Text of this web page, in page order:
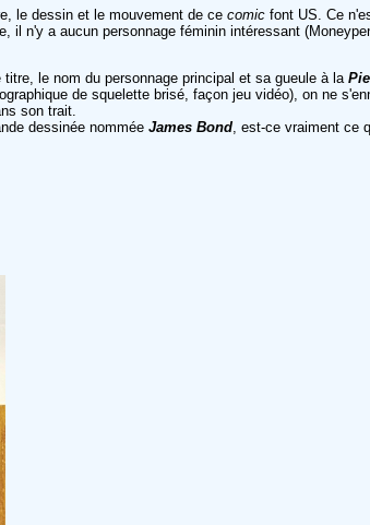
le dessin et le mouvement de ce comic font US. Ce
il n'y a aucun personnage féminin intéressant
le nom du personnage principal et sa gueule à la
de squelette brisé, façon jeu vidéo), on ne
son trait.
dessinée nommée James Bond , est-ce vraiment ce